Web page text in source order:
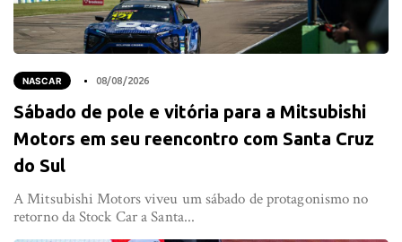
NASCAR 08/08/2026
Sábado de pole e vitória para a Mitsubishi
Motors em seu reencontro com Santa Cruz
do Sul
A Mitsubishi Motors viveu um sábado de protagonismo no
retorno da Stock Car a Santa...